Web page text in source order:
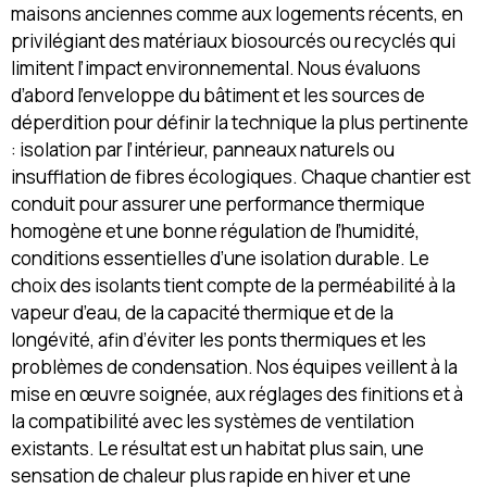
maisons anciennes comme aux logements récents, en
privilégiant des matériaux biosourcés ou recyclés qui
limitent l’impact environnemental. Nous évaluons
d’abord l’enveloppe du bâtiment et les sources de
déperdition pour définir la technique la plus pertinente
: isolation par l’intérieur, panneaux naturels ou
insufflation de fibres écologiques. Chaque chantier est
conduit pour assurer une performance thermique
homogène et une bonne régulation de l’humidité,
conditions essentielles d’une isolation durable. Le
choix des isolants tient compte de la perméabilité à la
vapeur d’eau, de la capacité thermique et de la
longévité, afin d’éviter les ponts thermiques et les
problèmes de condensation. Nos équipes veillent à la
mise en œuvre soignée, aux réglages des finitions et à
la compatibilité avec les systèmes de ventilation
existants. Le résultat est un habitat plus sain, une
sensation de chaleur plus rapide en hiver et une